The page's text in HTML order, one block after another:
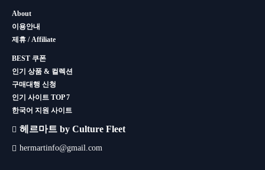
About
이용안내
제휴 / Affiliate
BEST 쿠폰
인기 상품 & 컬렉션
구매대행 신청
인기 사이트 TOP 7
한국어 지원 사이트
헤르마트 by Culture Fleet
hermartinfo@gmail.com